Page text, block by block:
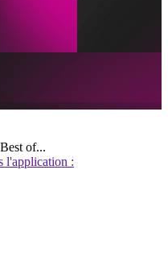
of...
l'application :